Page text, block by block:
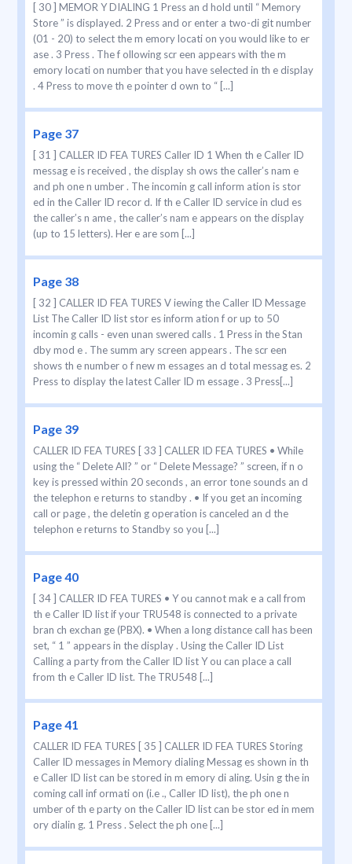
[ 30 ] MEMOR Y DIALING 1 Press an d hold until “ Memory
Store ” is displayed. 2 Press and or enter a two-di git number
(01 - 20) to select the m emory locati on you would like to er
ase . 3 Press . The f ollowing scr een appears with the m
emory locati on number that you have selected in th e display
. 4 Press to move th e pointer d own to “ [...]
Page 37
[ 31 ] CALLER ID FEA TURES Caller ID 1 When th e Caller ID
messag e is received , the display sh ows the caller’s nam e
and ph one n umber . The incomin g call inform ation is stor
ed in the Caller ID recor d. If th e Caller ID service in clud es
the caller’s n ame , the caller’s nam e appears on the display
(up to 15 letters). Her e are som [...]
Page 38
[ 32 ] CALLER ID FEA TURES V iewing the Caller ID Message
List The Caller ID list stor es inform ation f or up to 50
incomin g calls - even unan swered calls . 1 Press in the Stan
dby mod e . The summ ary screen appears . The scr een
shows th e number o f new m essages an d total messag es. 2
Press to display the latest Caller ID m essage . 3 Press[...]
Page 39
CALLER ID FEA TURES [ 33 ] CALLER ID FEA TURES • While
using the “ Delete All? ” or “ Delete Message? ” screen, if n o
key is pressed within 20 seconds , an error tone sounds an d
the telephon e returns to standby . • If you get an incoming
call or page , the deletin g operation is canceled an d the
telephon e returns to Standby so you [...]
Page 40
[ 34 ] CALLER ID FEA TURES • Y ou cannot mak e a call from
th e Caller ID list if your TRU548 is connected to a private
bran ch exchan ge (PBX). • When a long distance call has been
set, “ 1 ” appears in the display . Using the Caller ID List
Calling a party from the Caller ID list Y ou can place a call
from th e Caller ID list. The TRU548 [...]
Page 41
CALLER ID FEA TURES [ 35 ] CALLER ID FEA TURES Storing
Caller ID messages in Memory dialing Messag es shown in th
e Caller ID list can be stored in m emory di aling. Usin g the in
coming call inf ormati on (i.e ., Caller ID list), the ph one n
umber of th e party on the Caller ID list can be stor ed in mem
ory dialin g. 1 Press . Select the ph one [...]